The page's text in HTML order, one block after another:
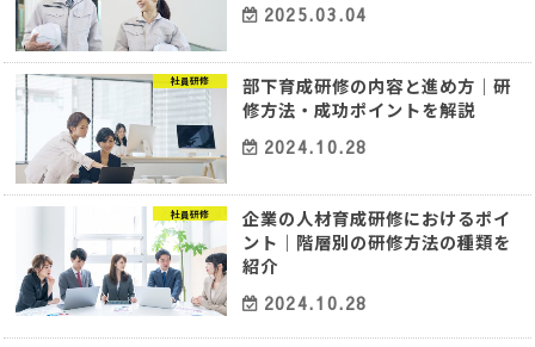
2025.03.04
社員研修
部下育成研修の内容と進め方｜研
修方法・成功ポイントを解説
2024.10.28
社員研修
企業の人材育成研修におけるポイ
ント｜階層別の研修方法の種類を
紹介
2024.10.28